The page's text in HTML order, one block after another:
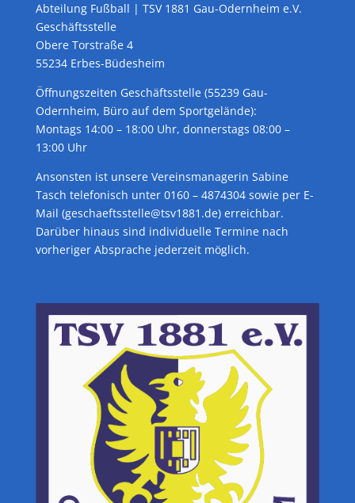
Abteilung Fußball | TSV 1881 Gau-Odernheim e.V.
Geschäftsstelle
Obere Torstraße 4
55234 Erbes-Büdesheim
Öffnungszeiten Geschäftsstelle (55239 Gau-
Odernheim, Büro auf dem Sportgelände):
Montags 14:00 – 18:00 Uhr, donnerstags 08:00 –
13:00 Uhr
Ansonsten ist unsere Vereinsmanagerin Sabine
Tasch telefonisch unter 0160 – 4874304 sowie per E-
Mail (geschaeftsstelle@tsv1881.de) erreichbar.
Darüber hinaus sind individuelle Termine nach
vorheriger Absprache jederzeit möglich.